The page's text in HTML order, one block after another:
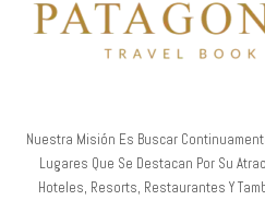
Nuestra Misión Es Buscar
Lugares Que Se Destacan Por Su
Hoteles, Resorts, Restaurantes Y